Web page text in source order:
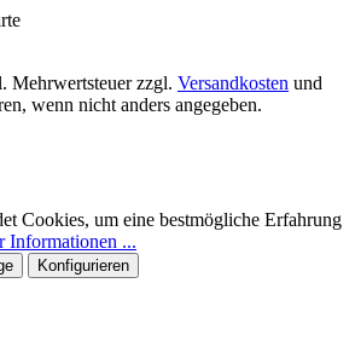
Mehrwertsteuer zzgl. Versandkosten und
wenn nicht anders angegeben.
Cookies, um eine bestmögliche Erfahrung
Informationen ...
Konfigurieren